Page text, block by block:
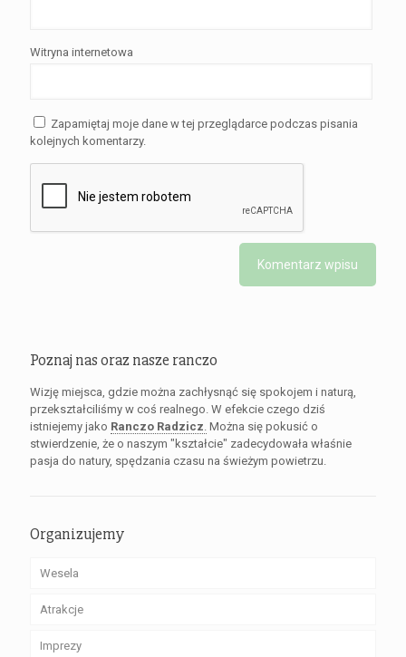
Witryna internetowa
Zapamiętaj moje dane w tej przeglądarce podczas pisania
kolejnych komentarzy.
Poznaj nas oraz nasze ranczo
Wizję miejsca, gdzie można zachłysnąć się spokojem i naturą,
przekształciliśmy w coś realnego. W efekcie czego dziś
istniejemy jako Ranczo Radzicz. Można się pokusić o
stwierdzenie, że o naszym "kształcie" zadecydowała właśnie
pasja do natury, spędzania czasu na świeżym powietrzu.
Organizujemy
Wesela
Atrakcje
Imprezy